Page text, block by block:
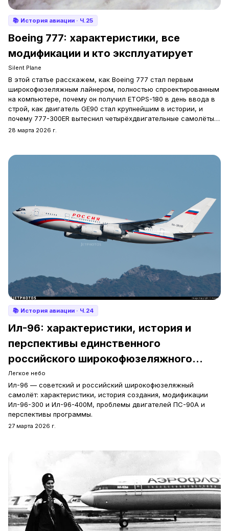
📚 История авиации · Ч.25
Boeing 777: характеристики, все
модификации и кто эксплуатирует
Silent Plane
В этой статье расскажем, как Boeing 777 стал первым
широкофюзеляжным лайнером, полностью спроектированным
на компьютере, почему он получил ETOPS-180 в день ввода в
строй, как двигатель GE90 стал крупнейшим в истории, и
почему 777-300ER вытеснил четырёхдвигательные самолёты с
дальних маршрутов.
28 марта 2026 г.
📚 История авиации · Ч.24
Ил-96: характеристики, история и
перспективы единственного
российского широкофюзеляжного
самолёта
Легкое небо
Ил-96 — советский и российский широкофюзеляжный
самолёт: характеристики, история создания, модификации
Ил-96-300 и Ил-96-400М, проблемы двигателей ПС-90А и
перспективы программы.
27 марта 2026 г.